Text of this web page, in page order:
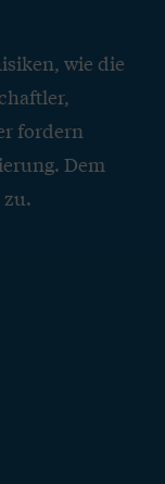
wie die
fordern
Dem